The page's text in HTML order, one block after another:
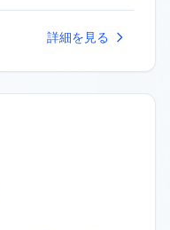
詳細を見る